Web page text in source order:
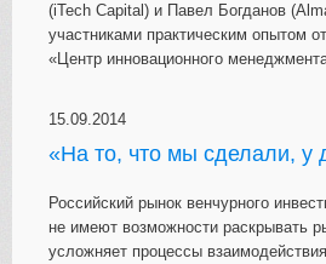
(iTech Capital) и Павел Богданов
участниками практическим опытом
«Центр инновационного
15.09.2014
«На то, что мы сделали, у
Российский рынок венчурного
не имеют возможности раскрывать
усложняет процессы